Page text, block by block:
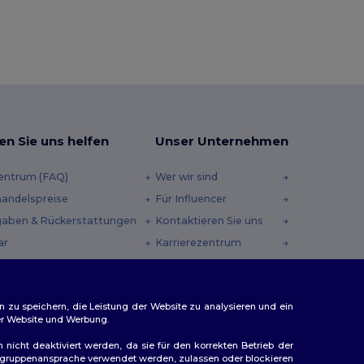
Sie uns helfen
(FAQ)
& Rückerstattungen
Unser Unternehmen
Wer wir sind
Für Influencer
Kontaktieren Sie uns
Karrierezentrum
speichern, die Leistung der Website zu analysieren und ein
Website und Werbung.
nicht deaktiviert werden, da sie für den korrekten Betrieb der
verwendet werden, zulassen oder blockieren